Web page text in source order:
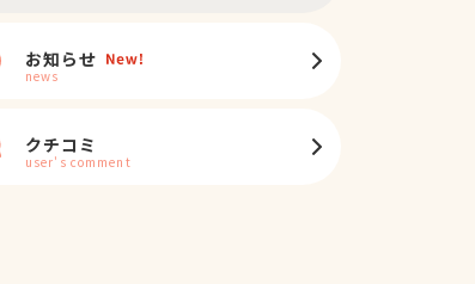
お知らせ
news
クチコミ
user's comment